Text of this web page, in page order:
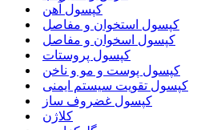
کپسول آهن
کپسول استخوان و مفاصل
کپسول اسخوان و مفاصل
کپسول پروستات
کپسول پوست و مو و ناخن
کپسول تقویت سیستم ایمنی
کپسول غضروف ساز
کلاژن